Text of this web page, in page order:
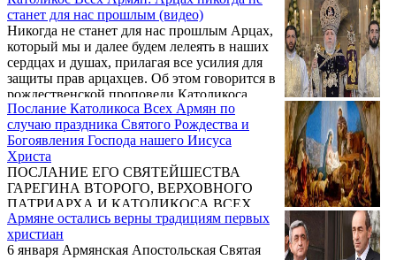
оправдать ожидания детей, и руководители
местных отделений Союза армян России в
Краснодарском крае исключением не
являются.
станет для нас прошлым (видео)
Никогда не станет для нас прошлым Арцах,
который мы и далее будем лелеять в наших
сердцах и душах, прилагая все усилия для
защиты прав арцахцев. Об этом говорится в
рождественской проповеди Католикоса
Всех Армян Гарегина Второго.
Послание Католикоса Всех Армян по
случаю праздника Святого Рождества и
Богоявления Господа нашего Иисуса
Христа
ПОСЛАНИЕ ЕГО СВЯТЕЙШЕСТВА
ГАРЕГИНА ВТОРОГО, ВЕРХОВНОГО
ПАТРИАРХА И КАТОЛИКОСА ВСЕХ
АРМЯН, ПО СЛУЧАЮ ПРАЗДНИКА
СВЯТОГО РОЖДЕСТВА И
БОГОЯВЛЕНИЯ ГОСПОДА НАШЕГО
Армяне остались верны традициям первых
христиан
6 января Армянская Апостольская Святая